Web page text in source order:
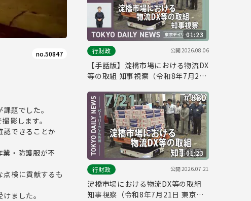
no.50847
題でした。
影します。
できることか
・防護服が不
検に貢献するも
ました。
01:23
行財政
公開2026.08.06
【手話版】淀橋市場における物流DX
等の取組 知事視察（令和8年7月21
01:23
行財政
公開2026.07.21
淀橋市場における物流DX等の取組
知事視察（令和8年7月21日 東京デ